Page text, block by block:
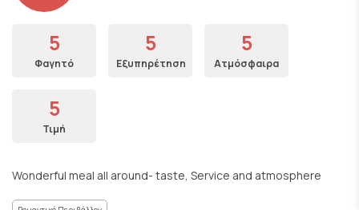
5
Φαγητό
5
Εξυπηρέτηση
5
Ατμόσφαιρα
5
Τιμή
Wonderful meal all around- taste, Service and atmosphere